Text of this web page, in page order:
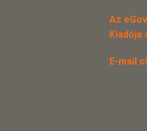
Az
Kiadója
E-mail